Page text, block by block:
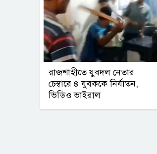
রাজশাহীতে যুবদল নেতার
চেম্বারে ৪ যুবককে নির্যাতন,
ভিডিও ভাইরাল